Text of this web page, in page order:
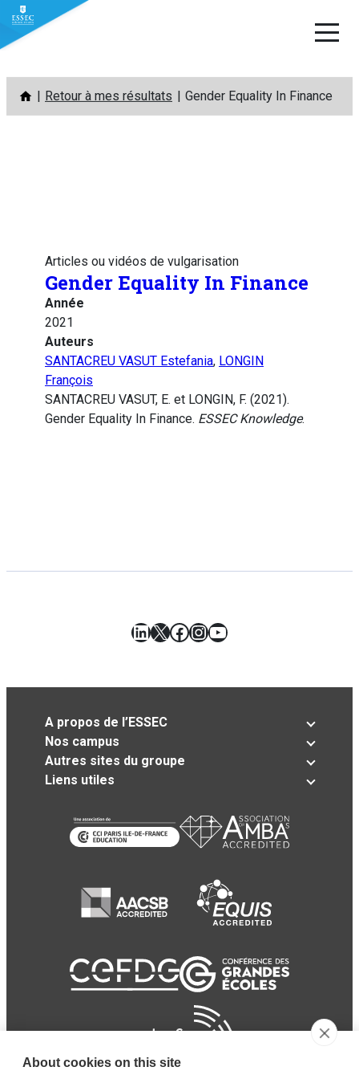
Aller
contenu
Retour à mes résultats Gender Equality In Finance
Articles ou vidéos de vulgarisation
Gender Equality In Finance
Année
2021
Auteurs
SANTACREU VASUT Estefania, LONGIN
François
SANTACREU VASUT, E. et LONGIN, F. (2021).
Gender Equality In Finance. ESSEC Knowledge.
LinkedIn
X Facebook
Instagram
YouTube
A propos de l’ESSEC
Nos campus
Autres sites du groupe
Liens utiles
About cookies on this site